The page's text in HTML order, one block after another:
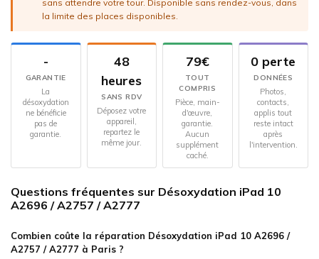
sans attendre votre tour. Disponible sans rendez-vous, dans
la limite des places disponibles.
-
GARANTIE
La
désoxydation
ne bénéficie
pas de
garantie.
48
heures
SANS RDV
Déposez votre
appareil,
repartez le
même jour.
79€
TOUT
COMPRIS
Pièce, main-
d'œuvre,
garantie.
Aucun
supplément
caché.
0 perte
DONNÉES
Photos,
contacts,
applis tout
reste intact
après
l'intervention.
Questions fréquentes sur Désoxydation iPad 10
A2696 / A2757 / A2777
Combien coûte la réparation Désoxydation iPad 10 A2696 /
A2757 / A2777 à Paris ?